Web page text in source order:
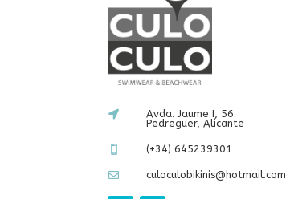

Avda. Jaume I, 56.
Pedreguer, Alicante
 (+34) 645239301
 culoculobikinis@hotmail.com